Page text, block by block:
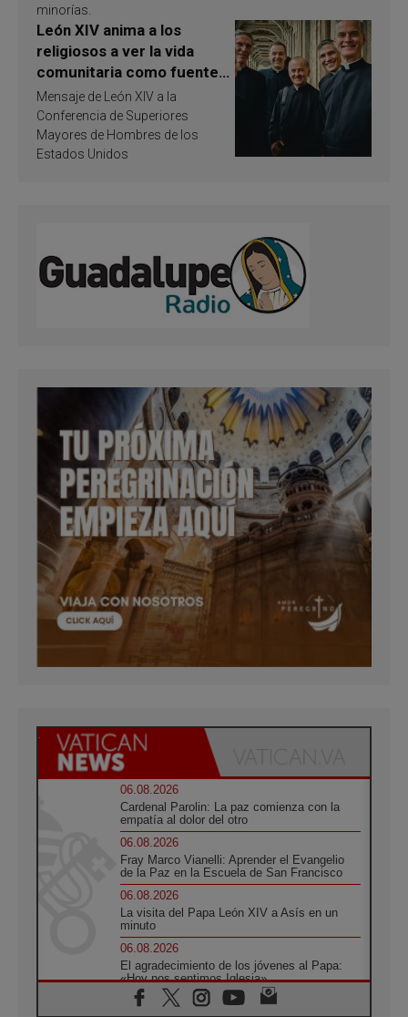
minorías.
León XIV anima a los
religiosos a ver la vida
comunitaria como fuente
de inspiración y
santificación
Mensaje de León XIV a la
Conferencia de Superiores
Mayores de Hombres de los
Estados Unidos
06.08.2026
Cardenal Parolin: La paz comienza con la
empatía al dolor del otro
06.08.2026
Fray Marco Vianelli: Aprender el Evangelio
de la Paz en la Escuela de San Francisco
06.08.2026
La visita del Papa León XIV a Asís en un
minuto
06.08.2026
El agradecimiento de los jóvenes al Papa:
«Hoy nos sentimos Iglesia»
06.08.2026